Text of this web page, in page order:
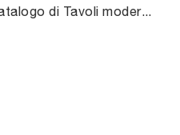
Clicca e scopri un ricco catalogo di Tavoli moderni allungabili da cucina! Il modello Diamante Allungabile di Midj ti aspetta.